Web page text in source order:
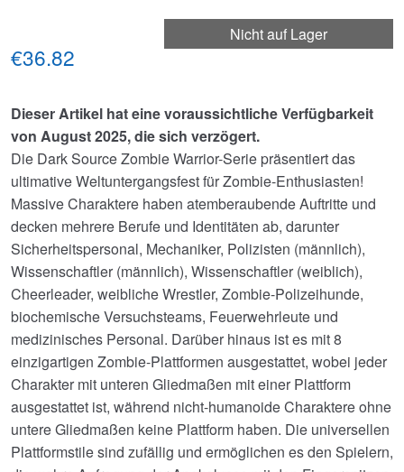
Nicht auf Lager
€36.82
Dieser Artikel hat eine voraussichtliche Verfügbarkeit
von August 2025, die sich verzögert.
Die Dark Source Zombie Warrior-Serie präsentiert das
ultimative Weltuntergangsfest für Zombie-Enthusiasten!
Massive Charaktere haben atemberaubende Auftritte und
decken mehrere Berufe und Identitäten ab, darunter
Sicherheitspersonal, Mechaniker, Polizisten (männlich),
Wissenschaftler (männlich), Wissenschaftler (weiblich),
Cheerleader, weibliche Wrestler, Zombie-Polizeihunde,
biochemische Versuchsteams, Feuerwehrleute und
medizinisches Personal. Darüber hinaus ist es mit 8
einzigartigen Zombie-Plattformen ausgestattet, wobei jeder
Charakter mit unteren Gliedmaßen mit einer Plattform
ausgestattet ist, während nicht-humanoide Charaktere ohne
untere Gliedmaßen keine Plattform haben. Die universellen
Plattformstile sind zufällig und ermöglichen es den Spielern,